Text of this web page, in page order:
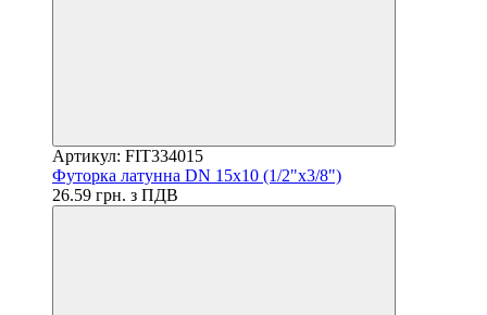
Артикул: FIT334015
Футорка латунна DN 15x10 (1/2"x3/8")
26.59 грн. з ПДВ